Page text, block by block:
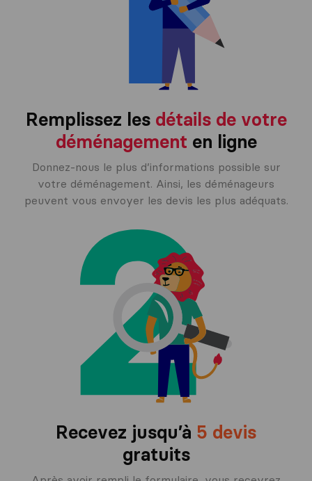
Remplissez les détails de votre
déménagement en ligne
Donnez-nous le plus d’informations possible sur
votre déménagement. Ainsi, les déménageurs
peuvent vous envoyer les devis les plus adéquats.
Recevez jusqu’à 5 devis
gratuits